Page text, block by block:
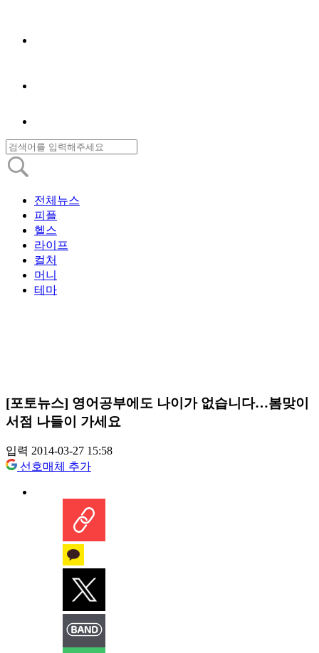
전체뉴스
피플
헬스
라이프
컬처
머니
테마
[포토뉴스] 영어공부에도 나이가 없습니다…봄맞이
서점 나들이 가세요
입력 2014-03-27 15:58
선호매체 추가